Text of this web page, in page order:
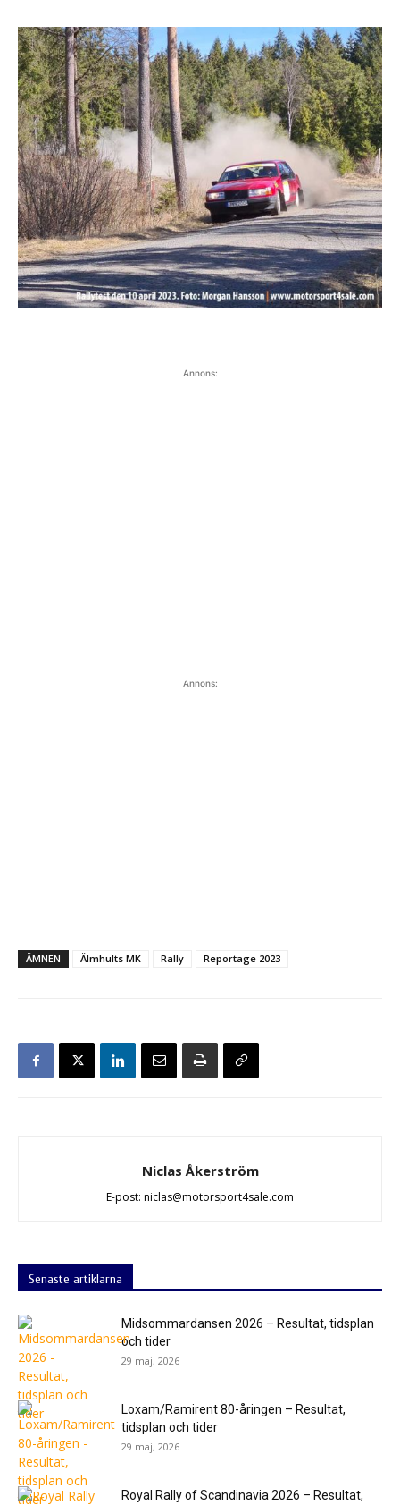
Annons:
Annons:
ÄMNEN Älmhults MK Rally Reportage 2023
Niclas Åkerström
E-post: niclas@motorsport4sale.com
Senaste artiklarna
Midsommardansen 2026 – Resultat, tidsplan
och tider
29 maj, 2026
Loxam/Ramirent 80-åringen – Resultat,
tidsplan och tider
29 maj, 2026
Royal Rally of Scandinavia 2026 – Resultat,